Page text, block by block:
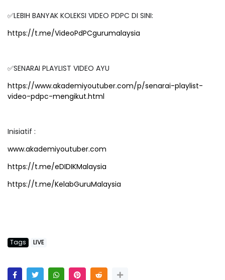
✅LEBIH BANYAK KOLEKSI VIDEO PDPC DI SINI:
https://t.me/VideoPdPCgurumalaysia
✅SENARAI PLAYLIST VIDEO AYU
https://www.akademiyoutuber.com/p/senarai-playlist-
video-pdpc-mengikut.html
Inisiatif :
www.akademiyoutuber.com
https://t.me/eDIDIKMalaysia
https://t.me/KelabGuruMalaysia
Tags LIVE